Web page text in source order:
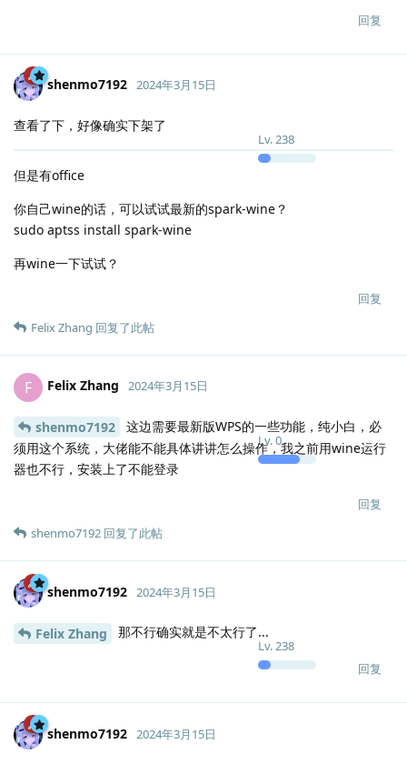
回复
shenmo7192
Lv. 238
2024年3月15日
查看了下，好像确实下架了
但是有office
你自己wine的话，可以试试最新的spark-wine？
sudo aptss install spark-wine
再wine一下试试？
回复
Felix Zhang 回复了此帖
F Felix Zhang
Lv.0
2024年3月15日
shenmo7192
这边需要最新版WPS的一些功能，纯小白，必
须用这个系统，大佬能不能具体讲讲怎么操作，我之前用wine运行
器也不行，安装上了不能登录
回复
shenmo7192 回复了此帖
shenmo7192
Lv.238
2024年3月15日
Felix Zhang 那不行确实就是不太行了...
回复
shenmo7192 2024年3月15日